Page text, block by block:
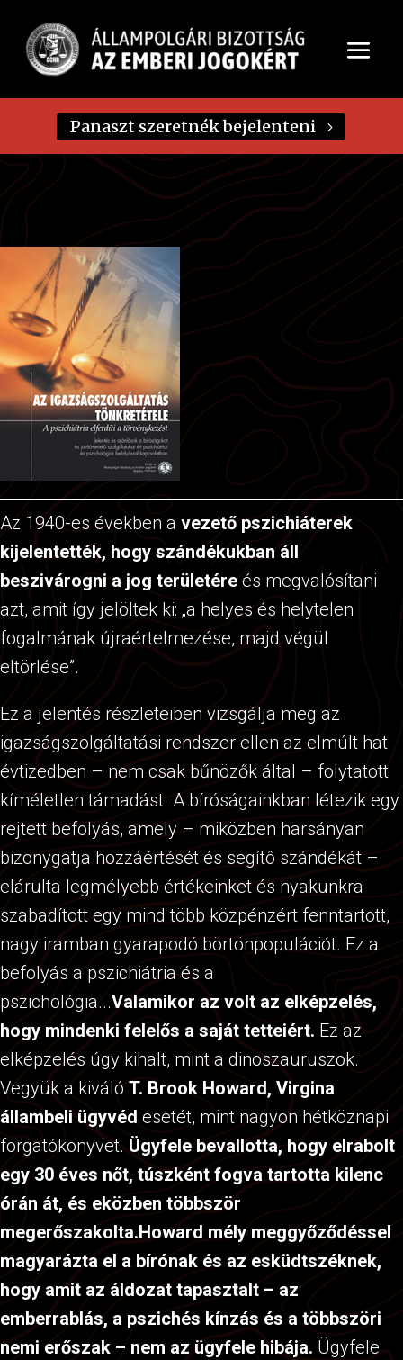
Panaszt szeretnék bejelenteni
Az 1940-es években a vezető pszichiáterek
kijelentették, hogy szándékukban áll
beszivárogni a jog területére és megvalósítani
azt, amit így jelöltek ki: „a helyes és helytelen
fogalmának újraértelmezése, majd végül
eltörlése”.
Ez a jelentés részleteiben vizsgálja meg az
igazságszolgáltatási rendszer ellen az elmúlt hat
évtizedben – nem csak bűnözők által – folytatott
kíméletlen támadást. A bíróságainkban létezik egy
rejtett befolyás, amely – miközben harsányan
bizonygatja hozzáértését és segítô szándékát –
elárulta legmélyebb értékeinket és nyakunkra
szabadított egy mind több közpénzért fenntartott,
nagy iramban gyarapodó börtönpopulációt. Ez a
befolyás a pszichiátria és a
pszichológia...Valamikor az volt az elképzelés,
hogy mindenki felelős a saját tetteiért. Ez az
elképzelés úgy kihalt, mint a dinoszauruszok.
Vegyük a kiváló T. Brook Howard, Virgina
állambeli ügyvéd esetét, mint nagyon hétköznapi
forgatókönyvet. Ügyfele bevallotta, hogy elrabolt
egy 30 éves nőt, túszként fogva tartotta kilenc
órán át, és eközben többször
megerőszakolta.Howard mély meggyőződéssel
magyarázta el a bírónak és az esküdtszéknek,
hogy amit az áldozat tapasztalt – az
emberrablás, a pszichés kínzás és a többszöri
nemi erőszak – nem az ügyfele hibája. Ügyfele